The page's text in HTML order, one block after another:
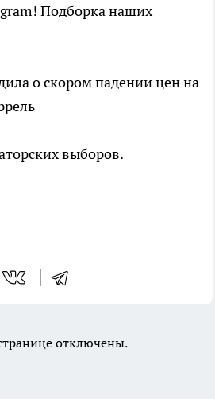
Подборка наших
о скором падении цен на
выборов.
отключены.